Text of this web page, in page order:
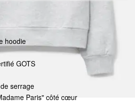
hoodie
GOTS
serrage
Paris" côté cœur